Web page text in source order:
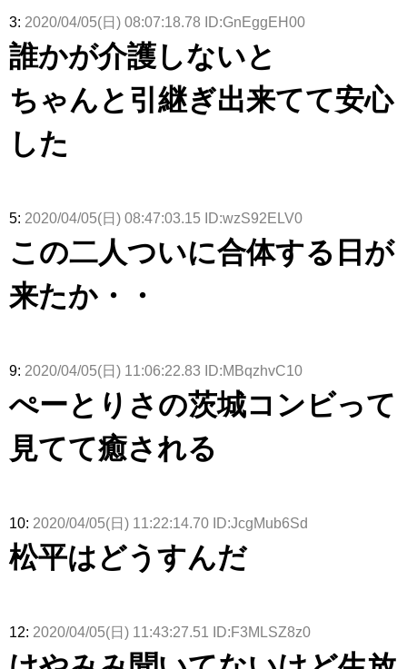
理子、8/6
「ラヴィッ
ト！」水曜
スタジオ出
uddiesを
ざわつかせ
る...
カップお姉
【くりぃむ
ナンタラ】
2曲目っ
ィット 東
京ドーム公
演】
【激レアさ
んを連れて
きた。】
3: 2020/04/05(日) 08:07:18.78 ID:GnEggEH00
誰かが介護しないと
ちゃんと引継ぎ出来てて安心
した
5: 2020/04/05(日) 08:47:03.15 ID:wzS92ELV0
この二人ついに合体する日が
来たか・・
9: 2020/04/05(日) 11:06:22.83 ID:MBqzhvC10
ぺーとりさの茨城コンビって
見てて癒される
10: 2020/04/05(日) 11:22:14.70 ID:JcgMub6Sd
松平はどうすんだ
12: 2020/04/05(日) 11:43:27.51 ID:F3MLSZ8z0